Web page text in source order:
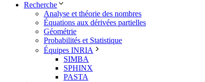
Recherche
Analyse et théorie des nombres
Équations aux dérivées partielles
Géométrie
Probabilités et Statistique
Équipes INRIA
SIMBA
SPHINX
PASTA